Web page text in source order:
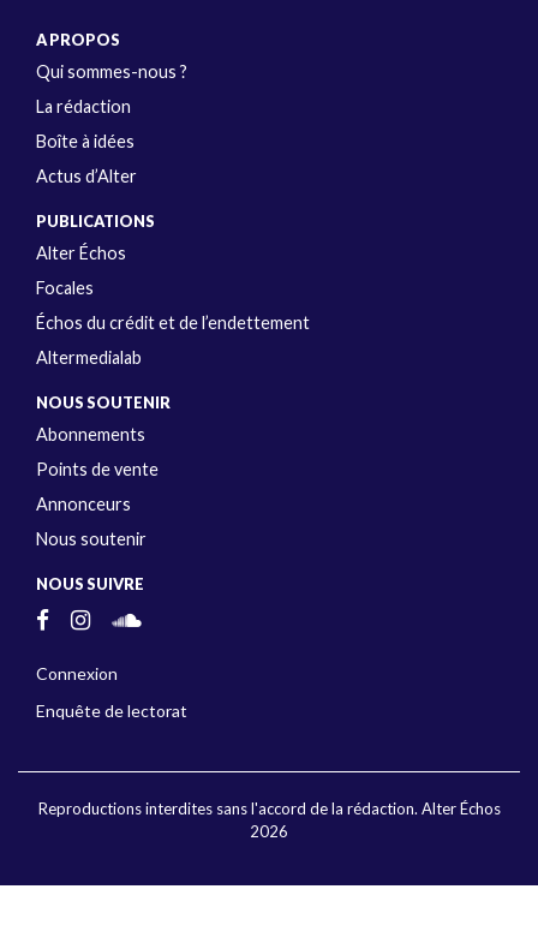
A PROPOS
Qui sommes-nous ?
La rédaction
Boîte à idées
Actus d’Alter
PUBLICATIONS
Alter Échos
Focales
Échos du crédit et de l’endettement
Altermedialab
NOUS SOUTENIR
Abonnements
Points de vente
Annonceurs
Nous soutenir
NOUS SUIVRE
Connexion
Enquête de lectorat
Reproductions interdites sans l'accord de la rédaction. Alter Échos
2026